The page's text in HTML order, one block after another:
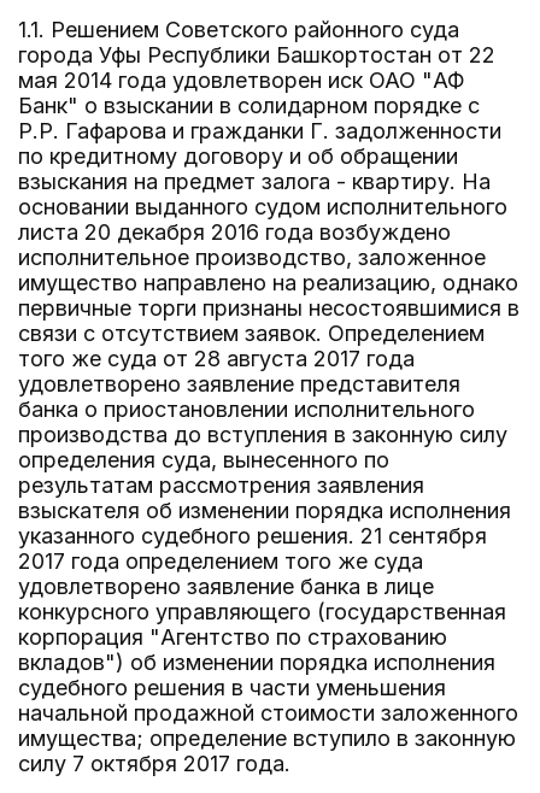
1.1. Решением Советского районного суда
города Уфы Республики Башкортостан от 22
мая 2014 года удовлетворен иск ОАО "АФ
Банк" о взыскании в солидарном порядке с
Р.Р. Гафарова и гражданки Г. задолженности
по кредитному договору и об обращении
взыскания на предмет залога - квартиру. На
основании выданного судом исполнительного
листа 20 декабря 2016 года возбуждено
исполнительное производство, заложенное
имущество направлено на реализацию, однако
первичные торги признаны несостоявшимися в
связи с отсутствием заявок. Определением
того же суда от 28 августа 2017 года
удовлетворено заявление представителя
банка о приостановлении исполнительного
производства до вступления в законную силу
определения суда, вынесенного по
результатам рассмотрения заявления
взыскателя об изменении порядка исполнения
указанного судебного решения. 21 сентября
2017 года определением того же суда
удовлетворено заявление банка в лице
конкурсного управляющего (государственная
корпорация "Агентство по страхованию
вкладов") об изменении порядка исполнения
судебного решения в части уменьшения
начальной продажной стоимости заложенного
имущества; определение вступило в законную
силу 7 октября 2017 года.